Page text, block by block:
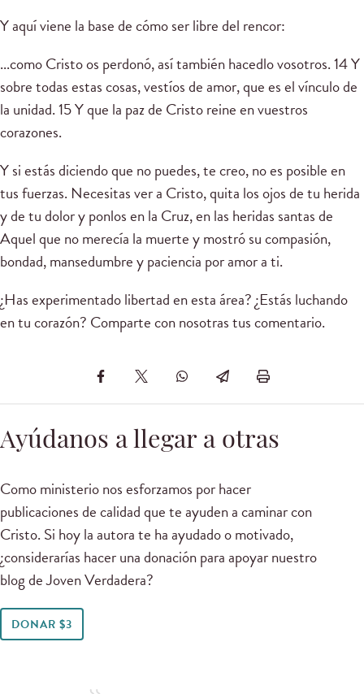
Y aquí viene la base de cómo ser libre del rencor:
...como Cristo os perdonó, así también hacedlo vosotros. 14 Y
sobre todas estas cosas, vestíos de amor, que es el vínculo de
la unidad. 15 Y que la paz de Cristo reine en vuestros
corazones.
Y si estás diciendo que no puedes, te creo, no es posible en
tus fuerzas. Necesitas ver a Cristo, quita los ojos de tu herida
y de tu dolor y ponlos en la Cruz, en las heridas santas de
Aquel que no merecía la muerte y mostró su compasión,
bondad, mansedumbre y paciencia por amor a ti.
¿Has experimentado libertad en esta área? ¿Estás luchando
en tu corazón? Comparte con nosotras tus comentario.
Ayúdanos a llegar a otras
Como ministerio nos esforzamos por hacer
publicaciones de calidad que te ayuden a caminar con
Cristo. Si hoy la autora te ha ayudado o motivado,
¿considerarías hacer una donación para apoyar nuestro
blog de Joven Verdadera?
DONAR $3